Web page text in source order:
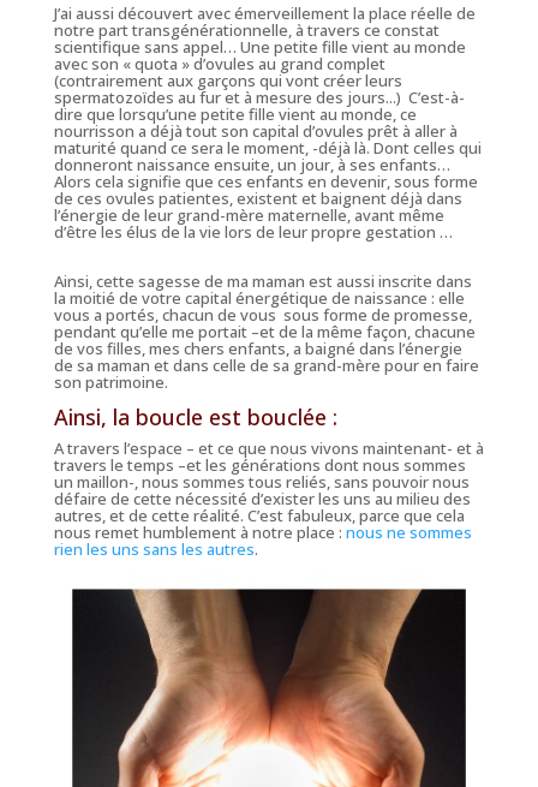
J’ai aussi découvert avec émerveillement la place réelle de
notre part transgénérationnelle, à travers ce constat
scientifique sans appel… Une petite fille vient au monde
avec son « quota » d’ovules au grand complet
(contrairement aux garçons qui vont créer leurs
spermatozoïdes au fur et à mesure des jours...) C’est-à-
dire que lorsqu’une petite fille vient au monde, ce
nourrisson a déjà tout son capital d’ovules prêt à aller à
maturité quand ce sera le moment, -déjà là. Dont celles qui
donneront naissance ensuite, un jour, à ses enfants…
Alors cela signifie que ces enfants en devenir, sous forme
de ces ovules patientes, existent et baignent déjà dans
l’énergie de leur grand-mère maternelle, avant même
d’être les élus de la vie lors de leur propre gestation …
Ainsi, cette sagesse de ma maman est aussi inscrite dans
la moitié de votre capital énergétique de naissance : elle
vous a portés, chacun de vous sous forme de promesse,
pendant qu’elle me portait –et de la même façon, chacune
de vos filles, mes chers enfants, a baigné dans l’énergie
de sa maman et dans celle de sa grand-mère pour en faire
son patrimoine.
Ainsi, la boucle est bouclée :
A travers l’espace – et ce que nous vivons maintenant- et à
travers le temps –et les générations dont nous sommes
un maillon-, nous sommes tous reliés, sans pouvoir nous
défaire de cette nécessité d’exister les uns au milieu des
autres, et de cette réalité. C’est fabuleux, parce que cela
nous remet humblement à notre place : nous ne sommes
rien les uns sans les autres.